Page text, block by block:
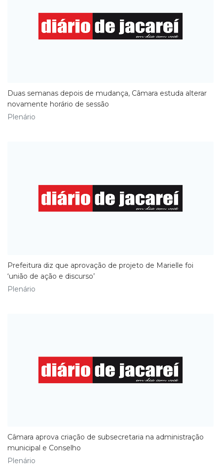
Duas semanas depois de mudança, Câmara estuda alterar
novamente horário de sessão
Plenário
Prefeitura diz que aprovação de projeto de Marielle foi
‘união de ação e discurso’
Plenário
Câmara aprova criação de subsecretaria na administração
municipal e Conselho
Plenário